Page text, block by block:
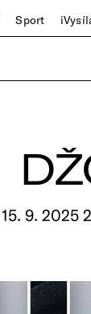
Sport
15. 9. 2025